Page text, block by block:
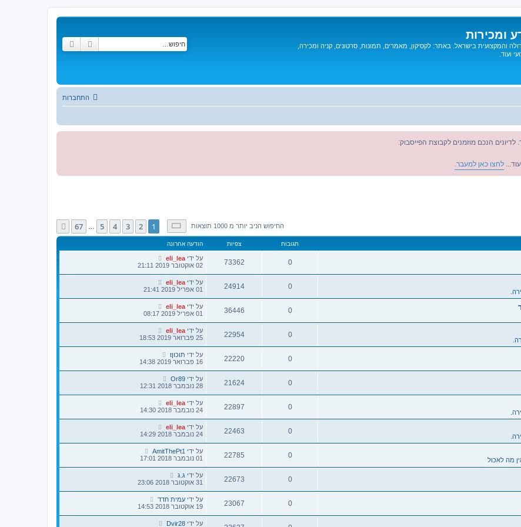
ומכירות
והמקצועית בישראל. באתר: לקסיקון, מאמרים, תמונות, סרטונים, קניה ומכירה,
ועוד.
חיפוש
התחברות
הנכם מוזמנים לקבוצת הפייסבוק:
לחצו כאן למעבר.
החיפוש הניב יותר מ 1000 תוצאות דף1מתוך67
1
2
3
4
5
67 הבא
תגובות צפיות הודעה אחרונה
0
73362 על ידי eli_lea
02 אוקטובר 2019 21:11
0
24914 על ידי eli_lea
01 אפריל 2019 21:41
0
36446 על ידי eli_lea
01 אפריל 2019 08:17
0
22954 על ידי eli_lea
25 פברואר 2019 18:53
0
22220 על ידי תוכוןt
16 פברואר 2019 14:38
0
21624 על ידי Or89
28 נובמבר 2018 12:31
0
22897 על ידי eli_lea
24 נובמבר 2018 14:30
0
22463 על ידי eli_lea
24 נובמבר 2018 14:29
מה לאכול
0
22785 על ידי AmitThePt1
01 נובמבר 2018 17:01
0
22673 על ידי ג.ג
31 אוקטובר 2018 23:06
0
23067 על ידי עמית חדד
19 אוקטובר 2018 14:53
על ידי Dvir28